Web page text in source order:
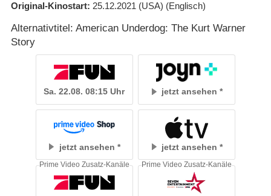
Original-Kinostart 25.12.2021 (USA) (Englisch)
Alternativtitel: American Underdog: The Kurt Warner
Story
Sa. 22.08. 08:15 Uhr jetzt ansehen
jetzt ansehen jetzt ansehen
Prime Video Zusatz-Kanäle Prime Video Zusatz-Kanäle